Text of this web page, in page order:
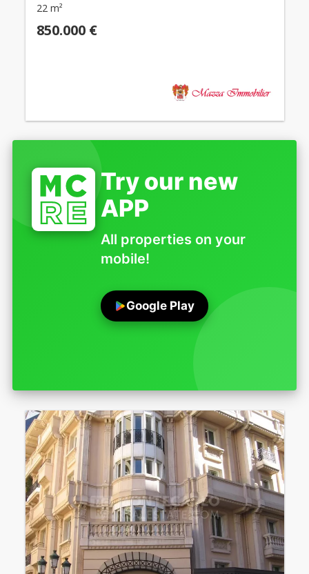
22 m²
850.000 €
Try our new
APP
All properties on your
mobile!
Google Play